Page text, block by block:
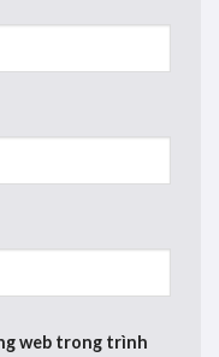
web trong trình